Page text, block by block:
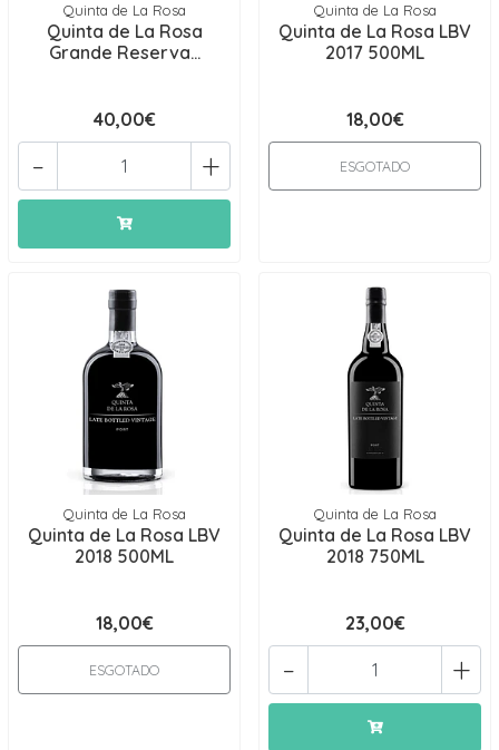
Quinta de La Rosa
Quinta de La Rosa
Grande Reserva...
40,00€
+
-
Quinta de La Rosa
Quinta de La Rosa LBV
2017 500ML
18,00€
ESGOTADO
Quinta de La Rosa
Quinta de La Rosa LBV
2018 500ML
18,00€
ESGOTADO
Quinta de La Rosa
Quinta de La Rosa LBV
2018 750ML
23,00€
+
-